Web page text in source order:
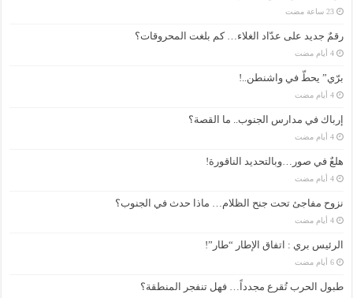
‏23 ساعة مضت
رقمٌ جديد على عدّاد الغلاء… كم بلغت المحروقات؟
‏4 أيام مضت
برّي” يحطّ في واشنطن..!
‏4 أيام مضت
إرباك في مدارس الجنوب.. ما القصة؟
‏4 أيام مضت
هلعٌ في صور…وبالتحديد الناقورة!
‏4 أيام مضت
نزوح مفاجئ تحت جنح الظلام… ماذا حدث في الجنوب؟
‏4 أيام مضت
الرئيس بري : اتفاق الإطار “طار”!
‏6 أيام مضت
طبول الحرب تُقرع مجدداً… فهل تنفجر المنطقة؟